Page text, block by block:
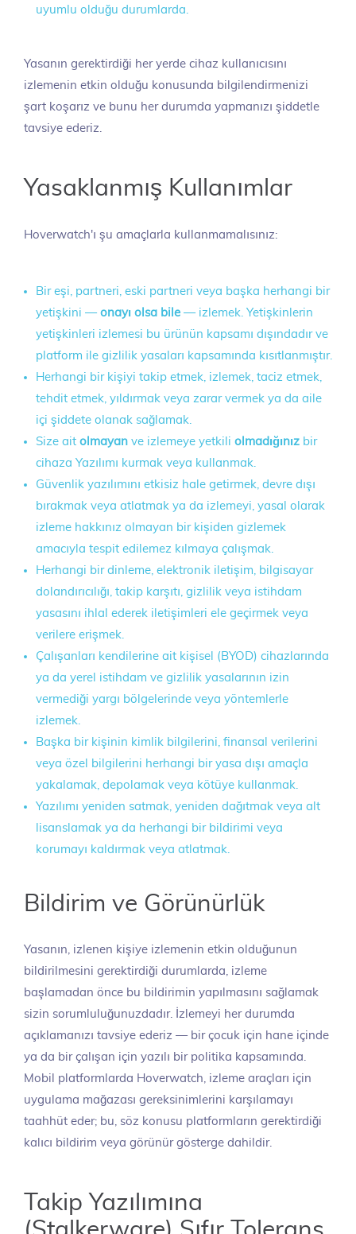
uyumlu olduğu durumlarda.
Yasanın gerektirdiği her yerde cihaz kullanıcısını
izlemenin etkin olduğu konusunda bilgilendirmenizi
şart koşarız ve bunu her durumda yapmanızı şiddetle
tavsiye ederiz.
Yasaklanmış Kullanımlar
Hoverwatch'ı şu amaçlarla kullanmamalısınız:
Bir eşi, partneri, eski partneri veya başka herhangi bir
yetişkini — onayı olsa bile — izlemek. Yetişkinlerin
yetişkinleri izlemesi bu ürünün kapsamı dışındadır ve
platform ile gizlilik yasaları kapsamında kısıtlanmıştır.
Herhangi bir kişiyi takip etmek, izlemek, taciz etmek,
tehdit etmek, yıldırmak veya zarar vermek ya da aile
içi şiddete olanak sağlamak.
Size ait olmayan ve izlemeye yetkili olmadığınız bir
cihaza Yazılımı kurmak veya kullanmak.
Güvenlik yazılımını etkisiz hale getirmek, devre dışı
bırakmak veya atlatmak ya da izlemeyi, yasal olarak
izleme hakkınız olmayan bir kişiden gizlemek
amacıyla tespit edilemez kılmaya çalışmak.
Herhangi bir dinleme, elektronik iletişim, bilgisayar
dolandırıcılığı, takip karşıtı, gizlilik veya istihdam
yasasını ihlal ederek iletişimleri ele geçirmek veya
verilere erişmek.
Çalışanları kendilerine ait kişisel (BYOD) cihazlarında
ya da yerel istihdam ve gizlilik yasalarının izin
vermediği yargı bölgelerinde veya yöntemlerle
izlemek.
Başka bir kişinin kimlik bilgilerini, finansal verilerini
veya özel bilgilerini herhangi bir yasa dışı amaçla
yakalamak, depolamak veya kötüye kullanmak.
Yazılımı yeniden satmak, yeniden dağıtmak veya alt
lisanslamak ya da herhangi bir bildirimi veya
korumayı kaldırmak veya atlatmak.
Bildirim ve Görünürlük
Yasanın, izlenen kişiye izlemenin etkin olduğunun
bildirilmesini gerektirdiği durumlarda, izleme
başlamadan önce bu bildirimin yapılmasını sağlamak
sizin sorumluluğunuzdadır. İzlemeyi her durumda
açıklamanızı tavsiye ederiz — bir çocuk için hane içinde
ya da bir çalışan için yazılı bir politika kapsamında.
Mobil platformlarda Hoverwatch, izleme araçları için
uygulama mağazası gereksinimlerini karşılamayı
taahhüt eder; bu, söz konusu platformların gerektirdiği
kalıcı bildirim veya görünür gösterge dahildir.
Takip Yazılımına